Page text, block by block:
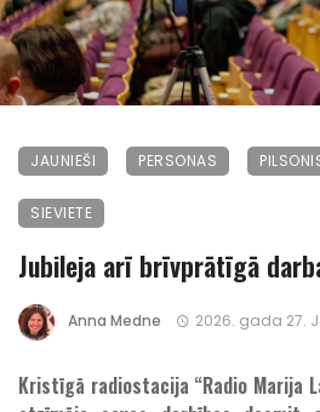
JAUNIEŠI PERSONAS
SIEVIETE
Jubileja arī brīvprātīgā
Anna Medne 2026. gada 27.
Kristīgā radiostacija “Radio Marija